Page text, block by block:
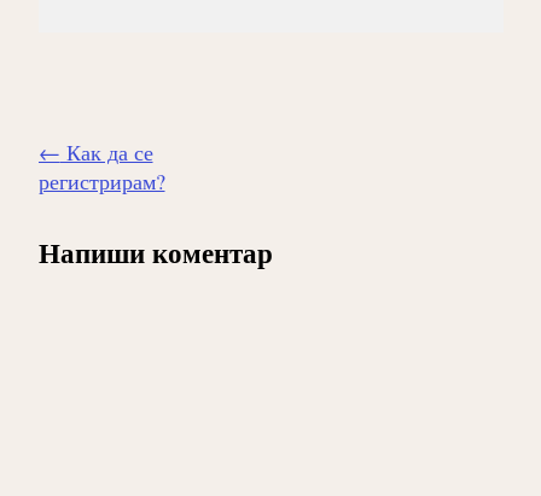
Навигиране
на
← Как да се
регистрирам?
Напиши коментар